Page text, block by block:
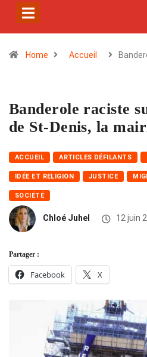
Home Accueil
Banderole raciste
de St-Denis, la
ACCUEIL ARTICLES DÉFILANTS
IDÉE ET RELIGION JUSTICE
SOCIÉTÉ
Chloé Juhel 12 juin
Partager :
Facebook X